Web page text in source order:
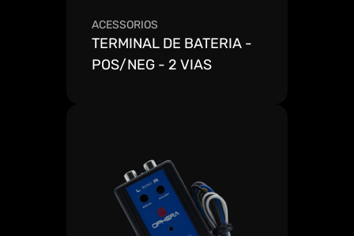
ACESSORIOS
TERMINAL DE BATERIA -
POS/NEG - 2 VIAS